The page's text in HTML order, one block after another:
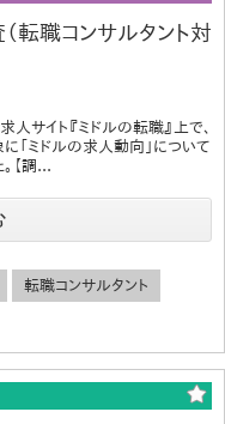
転職コンサルタント対
サイト『ミドルの転職』上で、
「ミドルの求人動向」について
【調...
転職コンサルタント